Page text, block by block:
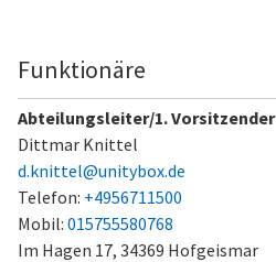
Funktionäre
Abteilungsleiter/1. Vorsitzender
Dittmar Knittel
d.knittel@unitybox.de
Telefon: +4956711500
Mobil: 015755580768
Im Hagen 17, 34369 Hofgeismar